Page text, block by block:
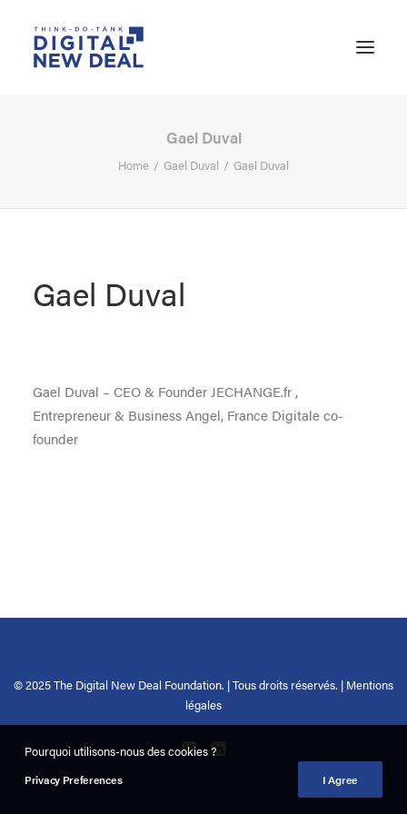
Gael Duval
Home Gael Duval Gael Duval
Gael Duval
Gael Duval – CEO & Founder JECHANGE.fr ,
Entrepreneur & Business Angel, France Digitale co-
founder
© 2025 The Digital New Deal Foundation. | Tous droits réservés. | Mentions
légales
Pourquoi utilisons-nous des cookies ?
Privacy Preferences I Agree